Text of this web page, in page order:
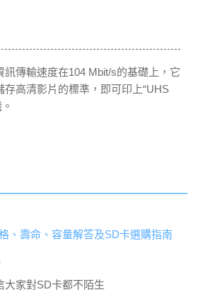
訊傳輸速度在104 Mbit/s的基礎上，它
存高清影片的標準，即可印上“UHS
、壽命、容量解答及SD卡選購指南
大家對SD卡都不陌生